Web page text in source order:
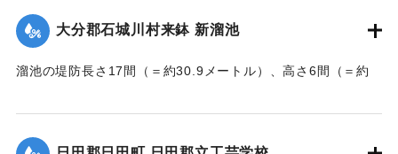
7人選抜し現場へ急行させ、辛うじて救助した。
【出典：大分新聞 大正7年7月16日7面（15日夕刊）】
大分郡石城川村来鉢 新溜池
溜池の堤防長さ17間（＝約30.9メートル）、高さ6間（＝約
額は2000円の見込み。
【出典：大分新聞 大正7年7月16日7面（15日夕刊）】